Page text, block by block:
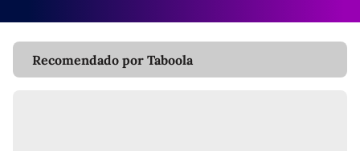
Recomendado por Taboola